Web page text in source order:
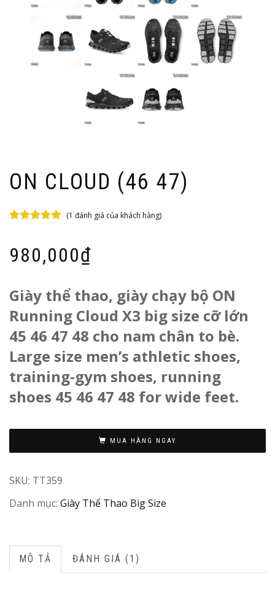
ON CLOUD (46 47)
giá
(1 đánh giá của khách hàng)
980,000₫
Giày thể thao, giày chạy bộ ON
Running Cloud X3 big size cỡ lớn
45 46 47 48 cho nam chân to bè.
Large size men’s athletic shoes,
training-gym shoes, running
shoes 45 46 47 48 for wide feet.
MUA HÀNG NGAY
SKU: TT359
Danh mục: Giày Thể Thao Big Size
MÔ TẢ ĐÁNH GIÁ (1)